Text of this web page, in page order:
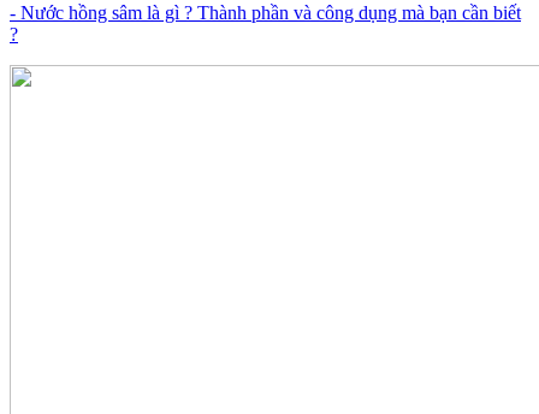
- Nước hồng sâm là gì ? Thành phần và công dụng mà bạn cần biết
?